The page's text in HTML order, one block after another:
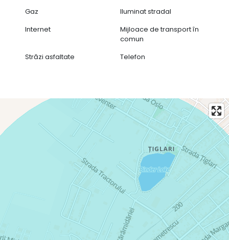
Gaz
Iluminat stradal
Internet
Mijloace de transport în
comun
Străzi asfaltate
Telefon